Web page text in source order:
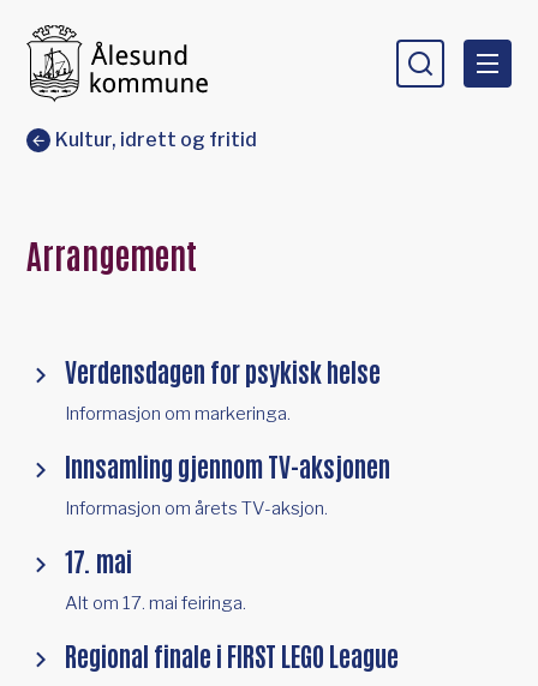
Du er her:
Kultur, idrett og fritid
Arrangement
Verdensdagen for psykisk helse
Informasjon om markeringa.
Innsamling gjennom TV-aksjonen
Informasjon om årets TV-aksjon.
17. mai
Alt om 17. mai feiringa.
Regional finale i FIRST LEGO League